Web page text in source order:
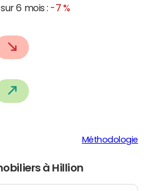
6 mois : -7 %
Méthodologie
à Hillion